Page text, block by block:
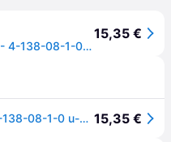
Bahco jyrsintäviila gr 200mm - 4-138-08-1-0 u-kahvainen tasoleikkausviila pyöreä ja suora reuna
15,35 €
Bahco jyrsintäviila gr 200mm - 4-138-08-1-0 u-kahvainen tasoleikkausviila pyöreä ja suora reuna 15,35 €